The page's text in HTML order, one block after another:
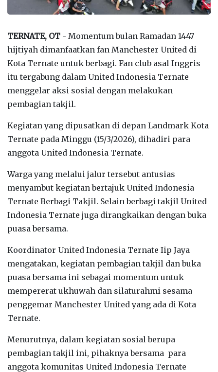
TERNATE, OT - Momentum bulan Ramadan 1447
hijtiyah dimanfaatkan fan Manchester United di
Kota Ternate untuk berbagi. Fan club asal Inggris
itu tergabung dalam United Indonesia Ternate
menggelar aksi sosial dengan melakukan
pembagian takjil.
Kegiatan yang dipusatkan di depan Landmark Kota
Ternate pada Minggu (15/3/2026), dihadiri para
anggota United Indonesia Ternate.
Warga yang melalui jalur tersebut antusias
menyambut kegiatan bertajuk United Indonesia
Ternate Berbagi Takjil. Selain berbagi takjil United
Indonesia Ternate juga dirangkaikan dengan buka
puasa bersama.
Koordinator United Indonesia Ternate Iip Jaya
mengatakan, kegiatan pembagian takjil dan buka
puasa bersama ini sebagai momentum untuk
mempererat ukhuwah dan silaturahmi sesama
penggemar Manchester United yang ada di Kota
Ternate.
Menurutnya, dalam kegiatan sosial berupa
pembagian takjil ini, pihaknya bersama para
anggota komunitas United Indonesia Ternate